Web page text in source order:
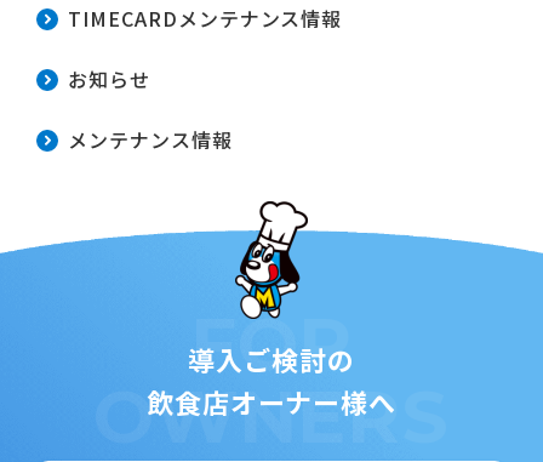
TIMECARDメンテナンス情報
お知らせ
メンテナンス情報
導入ご検討の
飲食店オーナー様へ
FOR
OWNERS